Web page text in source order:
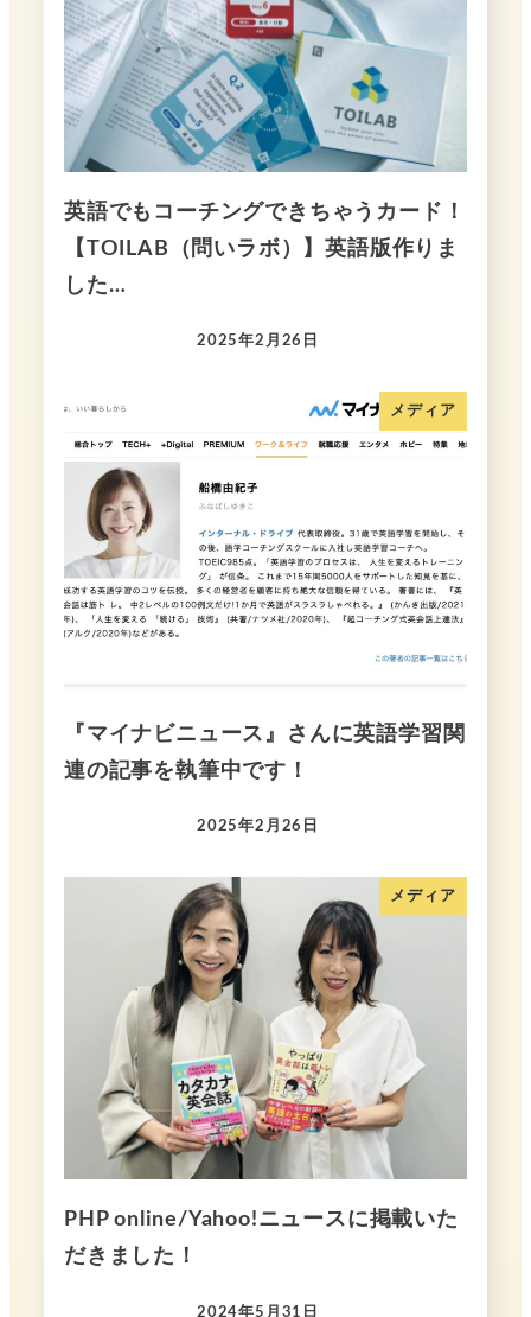
英語でもコーチングできちゃうカード！
【TOILAB（問いラボ）】英語版作りま
した…
2025年2月26日
メディア
『マイナビニュース』さんに英語学習関
連の記事を執筆中です！
2025年2月26日
メディア
PHP online/Yahoo!ニュースに掲載いた
だきました！
2024年5月31日